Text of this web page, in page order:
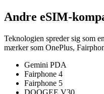
Andre eSIM-
Teknologien spreder sig som
mærker som OnePlus,
Gemini PDA
Fairphone 4
Fairphone 5
DOOGEE V30